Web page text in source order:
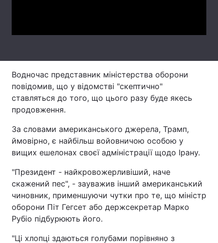
Тема оформлення
Водночас представник міністерства оборони
повідомив, що у відомстві "скептично"
ставляться до того, що цього разу буде якесь
продовження.
За словами американського джерела, Трамп,
ймовірно, є найбільш войовничою особою у
вищих ешелонах своєї адміністрації щодо Ірану.
"Президент - найкровожерливіший, наче
скажений пес", - зауважив інший американський
чиновник, применшуючи чутки про те, що міністр
оборони Піт Гегсет або держсекретар Марко
Рубіо підбурюють його.
"Ці хлопці здаються голубами порівняно з